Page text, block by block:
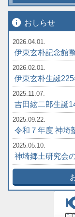
info おしらせ
2026.04.01.
伊東玄朴記念館
2026.02.01.
伊東玄朴生誕
2025.11.07.
吉田絃二郎生誕
2025.09.22.
令和７年度 神埼
2025.05.10.
神埼郷土研究会